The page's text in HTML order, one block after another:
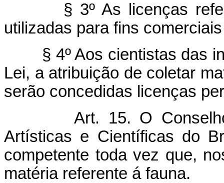
§ 3º As licenças
utilizadas para fins
§ 4º Aos cientistas das
Lei, a atribuição de coletar
serão concedidas licenças
Art. 15. O
Artísticas e Científicas do
competente toda vez que,
matéria referente á fauna.